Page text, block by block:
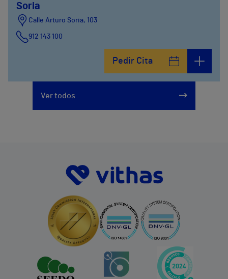
Soria
Calle Arturo Soria, 103
912 143 100
Pedir Cita
Ver todos